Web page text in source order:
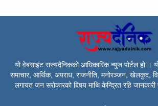
यो वेबसाइट राज्यदैनिकको आधिकारिक न्युज पोर्टल हो । यो
समाचार, आर्थिक, अपराध, राजनीति, मनोरञ्जन, खेलकुद,
लगायत जन सरोकारको बिषय माथि केन्द्रित रहि